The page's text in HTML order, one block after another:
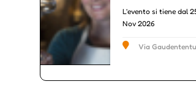
L'evento si tiene dal
Nov 2026
Via